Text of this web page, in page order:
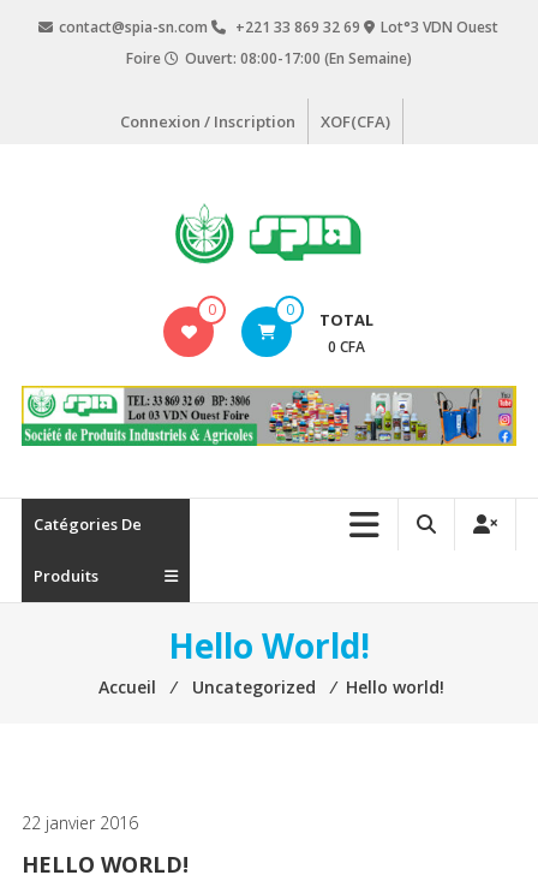
contact@spia-sn.com +221 33 869 32 69
Lot°3 VDN Ouest
Foire
Ouvert: 08:00-17:00 (En Semaine)
Connexion / Inscription XOF(CFA)
Produits
Industriels
0 0 TOTAL
0 CFA
Catégories De
Produits
Hello World!
Accueil ⁄ Uncategorized ⁄ Hello world!
22 janvier 2016
HELLO WORLD!